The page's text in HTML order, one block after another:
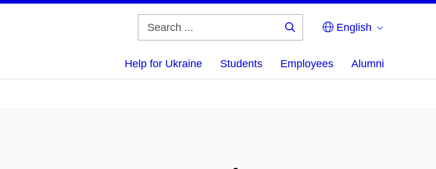
English
Help for Ukraine Students Employees Alumni